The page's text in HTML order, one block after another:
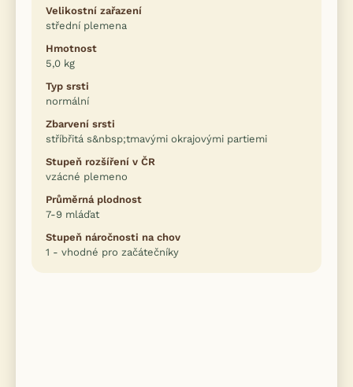
Velikostní zařazení
střední plemena
Hmotnost
5,0 kg
Typ srsti
normální
Zbarvení srsti
stříbřitá s&nbsp;tmavými okrajovými partiemi
Stupeň rozšíření v ČR
vzácné plemeno
Průměrná plodnost
7-9 mláďat
Stupeň náročnosti na chov
1 - vhodné pro začátečníky